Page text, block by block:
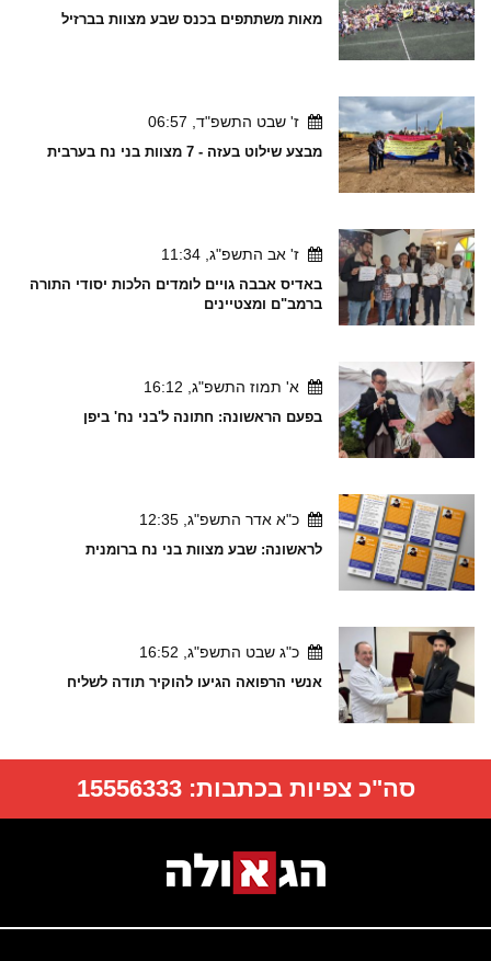
מאות משתתפים בכנס שבע מצוות בברזיל
ז' שבט התשפ"ד, 06:57
מבצע שילוט בעזה - 7 מצוות בני נח בערבית
ז' אב התשפ"ג, 11:34
באדיס אבבה גויים לומדים הלכות יסודי התורה
ברמב"ם ומצטיינים
א' תמוז התשפ"ג, 16:12
בפעם הראשונה: חתונה ל'בני נח' ביפן
כ"א אדר התשפ"ג, 12:35
לראשונה: שבע מצוות בני נח ברומנית
כ"ג שבט התשפ"ג, 16:52
אנשי הרפואה הגיעו להוקיר תודה לשליח
סה"כ צפיות בכתבות:15556333